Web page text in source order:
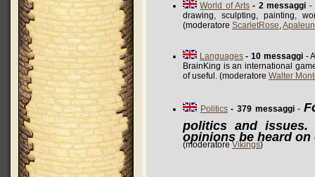
World of Arts - 2 messaggi -
drawing, sculpting, painting,
(moderatore ScarletRose,
Languages - 10 messaggi-
BrainKing is an international
of useful. (moderatore Walter
Politics - 379 messaggi-
politics and
opinions be heard
(moderatore Vikings)